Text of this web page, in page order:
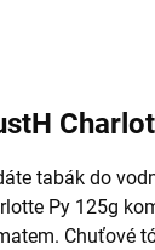
tabák do
Py 125g
Chuťové